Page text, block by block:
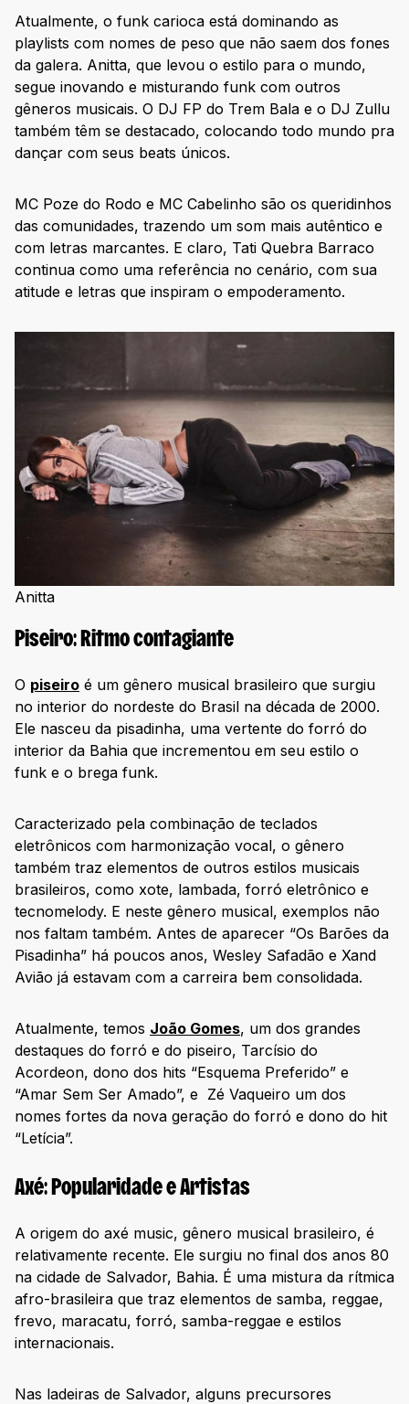
Atualmente, o funk carioca está dominando as
playlists com nomes de peso que não saem dos fones
da galera. Anitta, que levou o estilo para o mundo,
segue inovando e misturando funk com outros
gêneros musicais. O DJ FP do Trem Bala e o DJ Zullu
também têm se destacado, colocando todo mundo pra
dançar com seus beats únicos.
MC Poze do Rodo e MC Cabelinho são os queridinhos
das comunidades, trazendo um som mais autêntico e
com letras marcantes. E claro, Tati Quebra Barraco
continua como uma referência no cenário, com sua
atitude e letras que inspiram o empoderamento.
Anitta
Piseiro: Ritmo contagiante
O piseiro é um gênero musical brasileiro que surgiu
no interior do nordeste do Brasil na década de 2000.
Ele nasceu da pisadinha, uma vertente do forró do
interior da Bahia que incrementou em seu estilo o
funk e o brega funk.
Caracterizado pela combinação de teclados
eletrônicos com harmonização vocal, o gênero
também traz elementos de outros estilos musicais
brasileiros, como xote, lambada, forró eletrônico e
tecnomelody. E neste gênero musical, exemplos não
nos faltam também. Antes de aparecer “Os Barões da
Pisadinha” há poucos anos, Wesley Safadão e Xand
Avião já estavam com a carreira bem consolidada.
Atualmente, temos João Gomes, um dos grandes
destaques do forró e do piseiro, Tarcísio do
Acordeon, dono dos hits “Esquema Preferido” e
“Amar Sem Ser Amado”, e Zé Vaqueiro um dos
nomes fortes da nova geração do forró e dono do hit
“Letícia”.
Axé: Popularidade e Artistas
A origem do axé music, gênero musical brasileiro, é
relativamente recente. Ele surgiu no final dos anos 80
na cidade de Salvador, Bahia. É uma mistura da rítmica
afro-brasileira que traz elementos de samba, reggae,
frevo, maracatu, forró, samba-reggae e estilos
internacionais.
Nas ladeiras de Salvador, alguns precursores